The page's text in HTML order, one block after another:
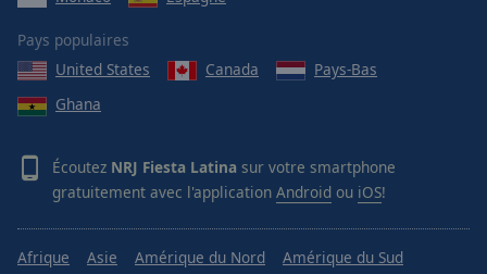
Pays populaires
United States
Canada
Pays-Bas
Ghana
Écoutez NRJ Fiesta Latina sur votre smartphone
gratuitement avec l'application Android ou iOS!
Afrique Asie Amérique du Nord
Amérique du Sud